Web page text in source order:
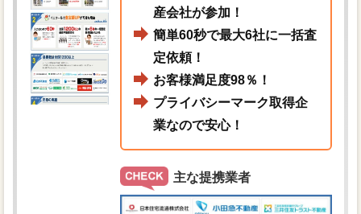
産会社が参加！
簡単60秒で最大6社に一括査
定依頼！
お客様満足度98％！
プライバシーマーク取得企
業なので安心！
主な提携業者